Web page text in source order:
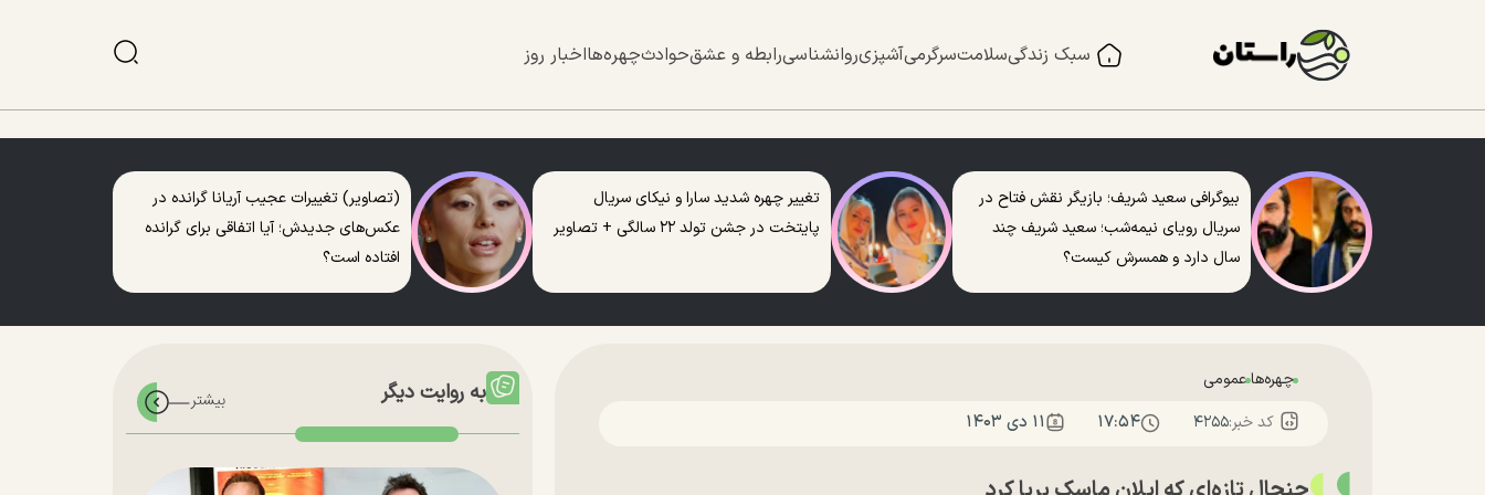
سبک زندگیسلامتسرگرمیآشپزیروانشناسیرابطه و عشقحوادثچهره‌هااخبار روز
بیوگرافی سعید شریف؛ بازیگر نقش فتاح در
سریال رویای نیمه‌شب؛ سعید شریف چند
سال دارد و همسرش کیست؟
تغییر چهره شدید سارا و نیکای سریال
پایتخت در جشن تولد ۲۲ سالگی + تصاویر
(تصاویر) تغییرات عجیب آریانا گرانده در
عکس‌های جدیدش؛ آیا اتفاقی برای گرانده
افتاده است؟
چهره‌هاعمومی
کد خبر:۴۲۵۵ ۱۷:۵۴ ۱۱ دی ۱۴۰۳
به روایت دیگر